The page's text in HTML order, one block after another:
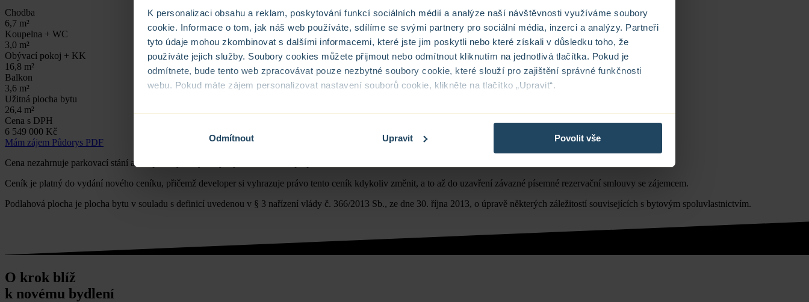
K personalizaci obsahu a reklam, poskytování funkcí sociálních médií a analýze naší návštěvnosti využíváme soubory
cookie. Informace o tom, jak náš web používáte, sdílíme se svými partnery pro sociální média, inzerci a analýzy. Partneři
tyto údaje mohou zkombinovat s dalšími informacemi, které jste jim poskytli nebo které získali v důsledku toho, že
používáte jejich služby. Soubory cookies můžete přijmout nebo odmítnout kliknutím na jednotlivá tlačítka. Pokud je
odmítnete, bude tento web zpracovávat pouze nezbytné soubory cookie, které slouží pro zajištění správné funkčnosti
webu. Pokud máte zájem personalizovat nastavení souborů cookie, klikněte na tlačítko „Upravit“.
Odmítnout
Upravit Povolit vše
Chodba
6,7 m²
Koupelna + WC
3,0 m²
Obývací pokoj + KK
16,8 m²
Balkon
3,6 m²
Užitná plocha bytu
26,4 m²
Cena s DPH
6 549 000 Kč
Mám zájem Půdorys PDF
Cena nezahrnuje parkovací stání a sklep. U vybraných bytů je možné dokoupit parkovací stání.
Ceník je platný do vydání nového ceníku, přičemž developer si vyhrazuje právo tento ceník kdykoliv změnit, a to až do uzavření závazné písemné rezervační smlouvy se zájemcem.
Podlahová plocha je plocha bytu v souladu s definicí uvedenou v § 3 nařízení vlády č. 366/2013 Sb., ze dne 30. října 2013, o úpravě některých záležitostí souvisejících s bytovým spoluvlastnictvím.
O krok blíž
k novému bydlení